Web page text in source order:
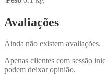
Avaliações
Ainda não existem avaliações.
Apenas clientes com sessão
podem deixar opinião.